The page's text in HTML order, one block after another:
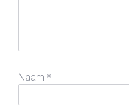
Naam *